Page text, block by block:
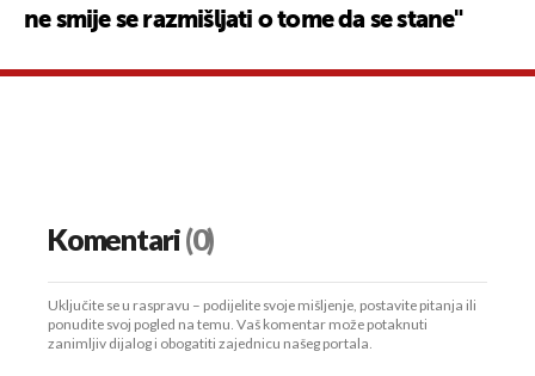
ne smije se razmišljati o tome da se stane"
Komentari(0)
Uključite se u raspravu – podijelite svoje mišljenje, postavite pitanja ili
ponudite svoj pogled na temu. Vaš komentar može potaknuti
zanimljiv dijalog i obogatiti zajednicu našeg portala.